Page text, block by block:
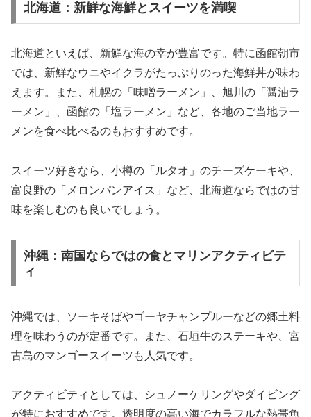
北海道：新鮮な海鮮とスイーツを満喫
北海道といえば、新鮮な海の幸が豊富です。特に函館朝市
では、新鮮なウニやイクラがたっぷりのった海鮮丼が味わ
えます。また、札幌の「味噌ラーメン」、旭川の「醤油ラ
ーメン」、函館の「塩ラーメン」など、各地のご当地ラー
メンを食べ比べるのもおすすめです。
スイーツ好きなら、小樽の「ルタオ」のチーズケーキや、
富良野の「メロンパンアイス」など、北海道ならではの甘
味を楽しむのも良いでしょう。
沖縄：南国ならではの食とマリンアクティビテ
ィ
沖縄では、ソーキそばやゴーヤチャンプルーなどの郷土料
理を味わうのが定番です。また、石垣牛のステーキや、宮
古島のマンゴースイーツも人気です。
アクティビティとしては、シュノーケリングやダイビング
が特におすすめです。透明度の高い海でカラフルな熱帯魚